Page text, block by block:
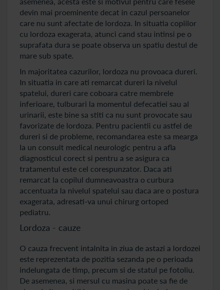
devin mai proeminente decat in cazul persoanelor
care nu sunt afectate de lordoza. In situatia copiilor
cu lordoza exagerata, atunci cand stau intinsi pe o
suprafata dura se poate observa un spatiu destul de
mare sub spate.
In majoritatea cazurilor, lordoza nu provoaca dureri.
In situatia in care ati remarcat dureri la nivelul
spatelui, dureri care coboara catre membrele
inferioare, tulburari la momentul defecatiei sau al
urinarii, este bine sa stiti ca nu sunt provocate sau
favorizate de lordoza. Pentru pacientii cu astfel de
dureri si de probleme, recomandarea este sa mearga
la un consult medical neurologic pentru a afla
diagnosticul corect si pentru a se asigura ca
tratamentul este cel corespunzator. Daca ati
remarcat la copilul dumneavoastra o curbura
accentuata la nivelul spatelui sau daca are o postura
exagerata, adresati-va unui chirurg ortoped
pediatru.
Lordoza - cauze
O cauza frecvent intalnita in ziua de astazi a lordozei
este reprezentata de pozitia sezanda pe o perioada
indelungata de timp, precum si de statul pe fotoliu.
De asemenea, si mersul cu masina poate sa fie de